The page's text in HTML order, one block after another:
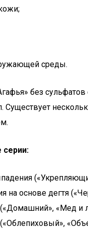
среды.
без
Существует
серии:
на основе дегтя
«Мед и